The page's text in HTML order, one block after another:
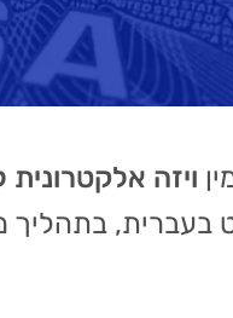
ויזה אלקטרונית
בעברית,